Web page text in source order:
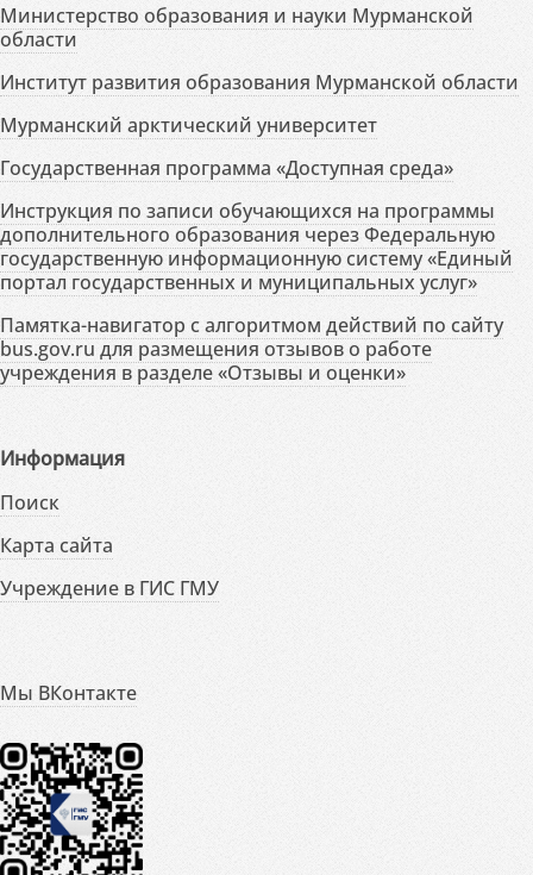
Министерство образования и науки Мурманской
области
Институт развития образования Мурманской области
Мурманский арктический университет
Государственная программа «Доступная среда»
Инструкция по записи обучающихся на программы
дополнительного образования через Федеральную
государственную информационную систему «Единый
портал государственных и муниципальных услуг»
Памятка-навигатор с алгоритмом действий по сайту
bus.gov.ru для размещения отзывов о работе
учреждения в разделе «Отзывы и оценки»
Информация
Поиск
Карта сайта
Учреждение в ГИС ГМУ
Мы ВКонтакте